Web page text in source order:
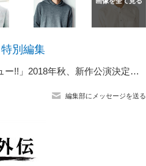
別編集
演劇「ハイキュー!!」2018年秋、新作公演決定！ 秋公演をもって、烏野キャスト卒業！
編集部にメッセージを送る